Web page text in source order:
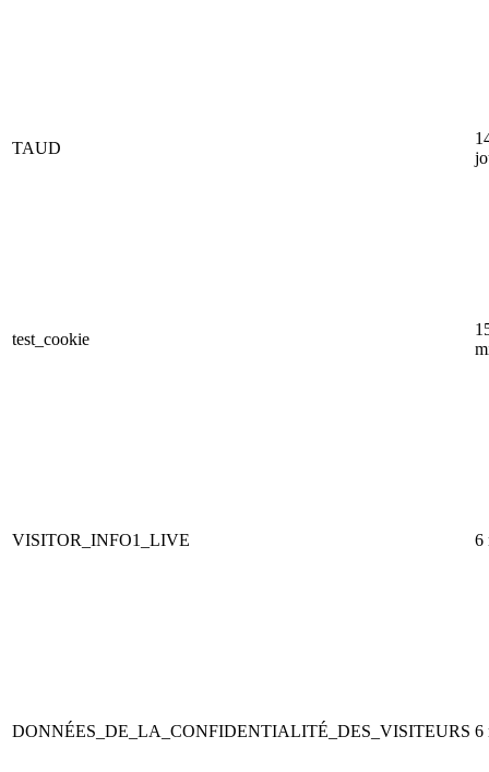
TAUD
test_cookie
VISITOR_INFO1_LIVE 6
DONNÉES_DE_LA_CONFIDENTIALITÉ_DES_VISITEURS 6